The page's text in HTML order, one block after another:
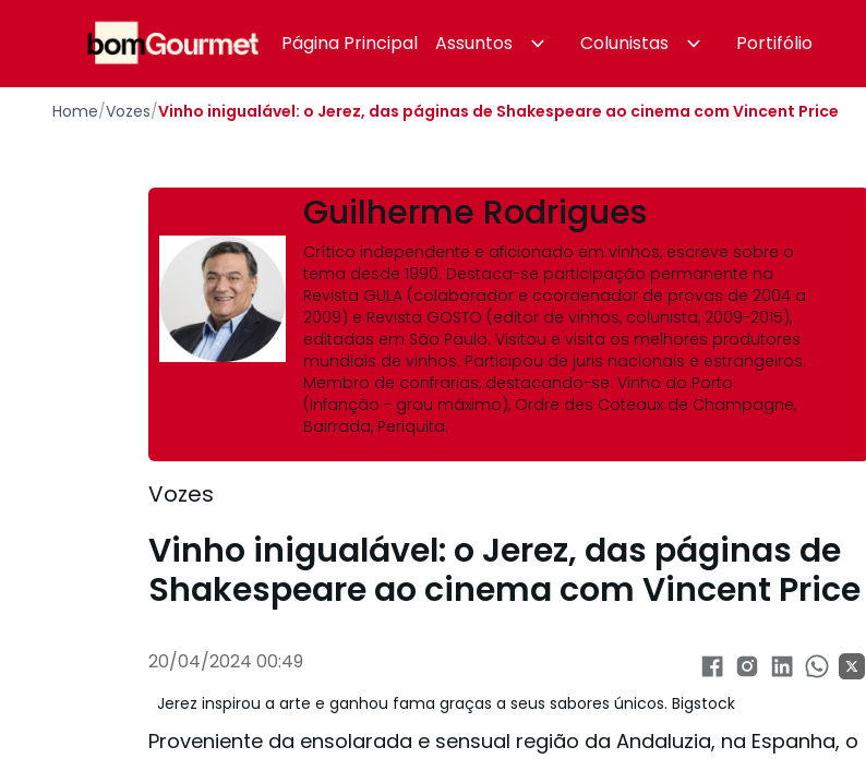
Página Principal
Assuntos Colunistas Portifólio
Home/Vozes/Vinho inigualável: o Jerez, das páginas de Shakespeare ao cinema com Vincent Price
Guilherme Rodrigues
Crítico independente e aficionado em vinhos, escreve sobre o
tema desde 1990. Destaca-se participação permanente na
Revista GULA (colaborador e coordenador de provas de 2004 a
2009) e Revista GOSTO (editor de vinhos, colunista, 2009-2015),
editadas em São Paulo. Visitou e visita os melhores produtores
mundiais de vinhos. Participou de juris nacionais e estrangeiros.
Membro de confrarias, destacando-se: Vinho do Porto
(Infanção - grau máximo), Ordre des Coteaux de Champagne,
Bairrada, Periquita.
Vozes
Vinho inigualável: o Jerez, das páginas de
Shakespeare ao cinema com Vincent Price
20/04/2024 00:49
Jerez inspirou a arte e ganhou fama graças a seus sabores únicos. Bigstock
Proveniente da ensolarada e sensual região da Andaluzia, na Espanha, o